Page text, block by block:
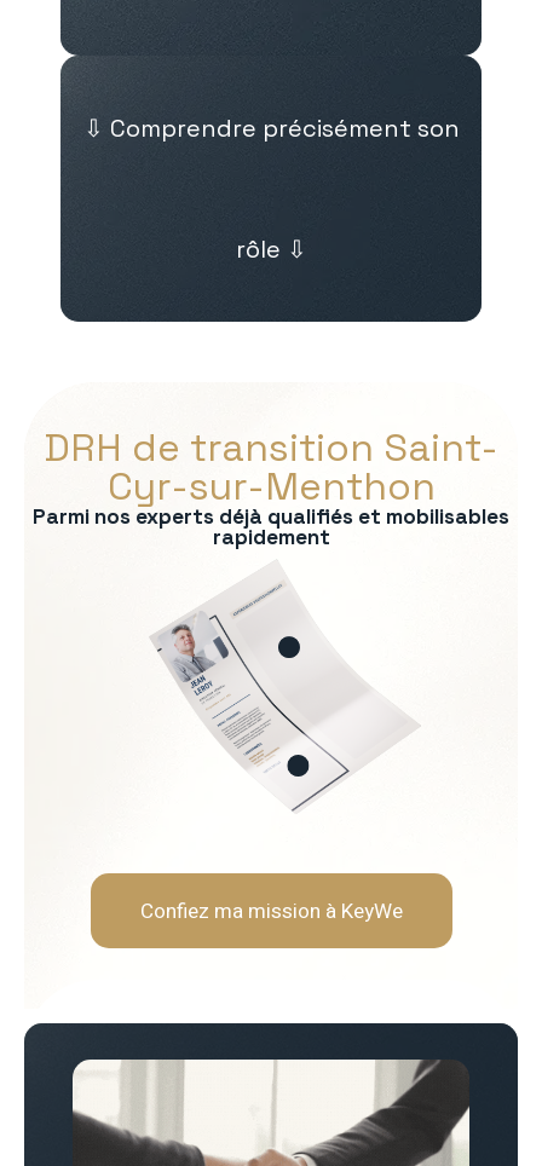
⇩ Comprendre précisément son
rôle ⇩
DRH de transition Saint-
Cyr-sur-Menthon
Parmi nos experts déjà qualifiés et mobilisables
rapidement
Soft Skills recherchées :
Écoute et intelligence
Fermeté et équité
Gestion des tensions et
Confiez ma mission à KeyWe